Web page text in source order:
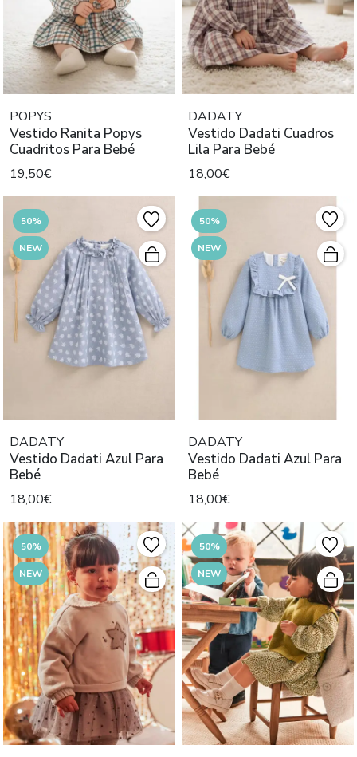
POPYS
Vestido Ranita Popys
Cuadritos Para Bebé
19,50€
DADATY
Vestido Dadati Cuadros
Lila Para Bebé
18,00€
50%
NEW
DADATY
Vestido Dadati Azul Para
Bebé
18,00€
50%
NEW
DADATY
Vestido Dadati Azul Para
Bebé
18,00€
50%
NEW
50%
NEW